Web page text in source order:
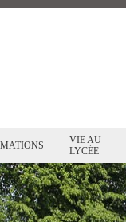
VIE AU
LYCÉE